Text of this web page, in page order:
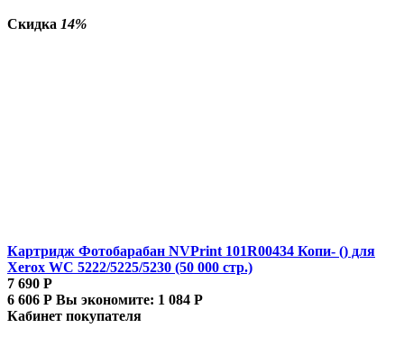
Скидка 14%
Картридж Фотобарабан NVPrint 101R00434 Копи- () для
Xerox WC 5222/5225/5230 (50 000 стр.)
7 690 Р
6 606 Р Вы экономите: 1 084 Р
Кабинет покупателя